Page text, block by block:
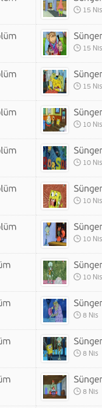
15 Nis
15 Nis
15 Nis
10 Nis
10 Nis
10 Nis
10 Nis
10 Nis
8 Nis
8 Nis
8 Nis